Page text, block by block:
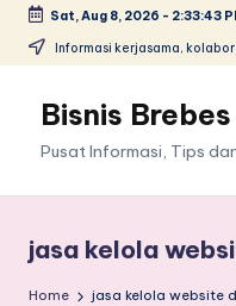
Skip
content
Sat, Aug 8, 2026 - 2:33:43
Informasi kerjasama,
Bisnis Brebes
Pusat Informasi, Tips
jasa kelola
Home jasa kelola website